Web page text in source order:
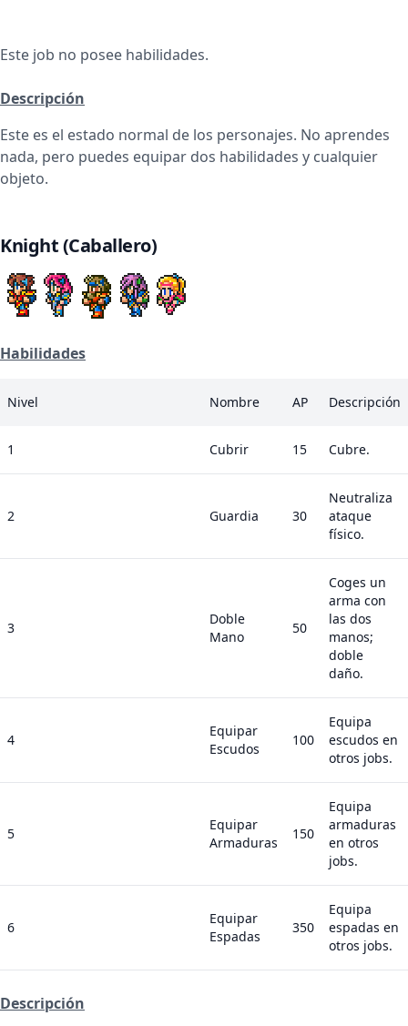
Este job no posee habilidades.
Descripción
Este es el estado normal de los personajes. No aprendes
nada, pero puedes equipar dos habilidades y cualquier
objeto.
Knight (Caballero)
Habilidades
Nivel Nombre AP Descripción
1 Cubrir 15 Cubre.
2 Guardia 30
Neutraliza
ataque
físico.
3
Doble
Mano
50
Coges un
arma con
las dos
manos;
doble
daño.
4
Equipar
Escudos
100
Equipa
escudos en
otros jobs.
5
Equipar
Armaduras
150
Equipa
armaduras
en otros
jobs.
6
Equipar
Espadas
350
Equipa
espadas en
otros jobs.
Descripción